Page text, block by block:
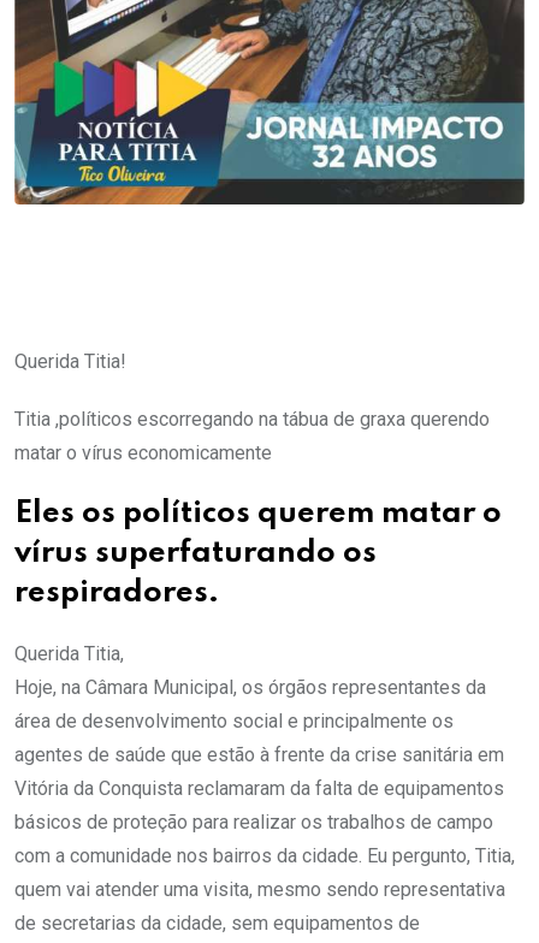
Querida Titia!
Titia ,políticos escorregando na tábua de graxa querendo
matar o vírus economicamente
Eles os políticos querem matar o
vírus superfaturando os
respiradores.
Querida Titia,
Hoje, na Câmara Municipal, os órgãos representantes da
área de desenvolvimento social e principalmente os
agentes de saúde que estão à frente da crise sanitária em
Vitória da Conquista reclamaram da falta de equipamentos
básicos de proteção para realizar os trabalhos de campo
com a comunidade nos bairros da cidade. Eu pergunto, Titia,
quem vai atender uma visita, mesmo sendo representativa
de secretarias da cidade, sem equipamentos de